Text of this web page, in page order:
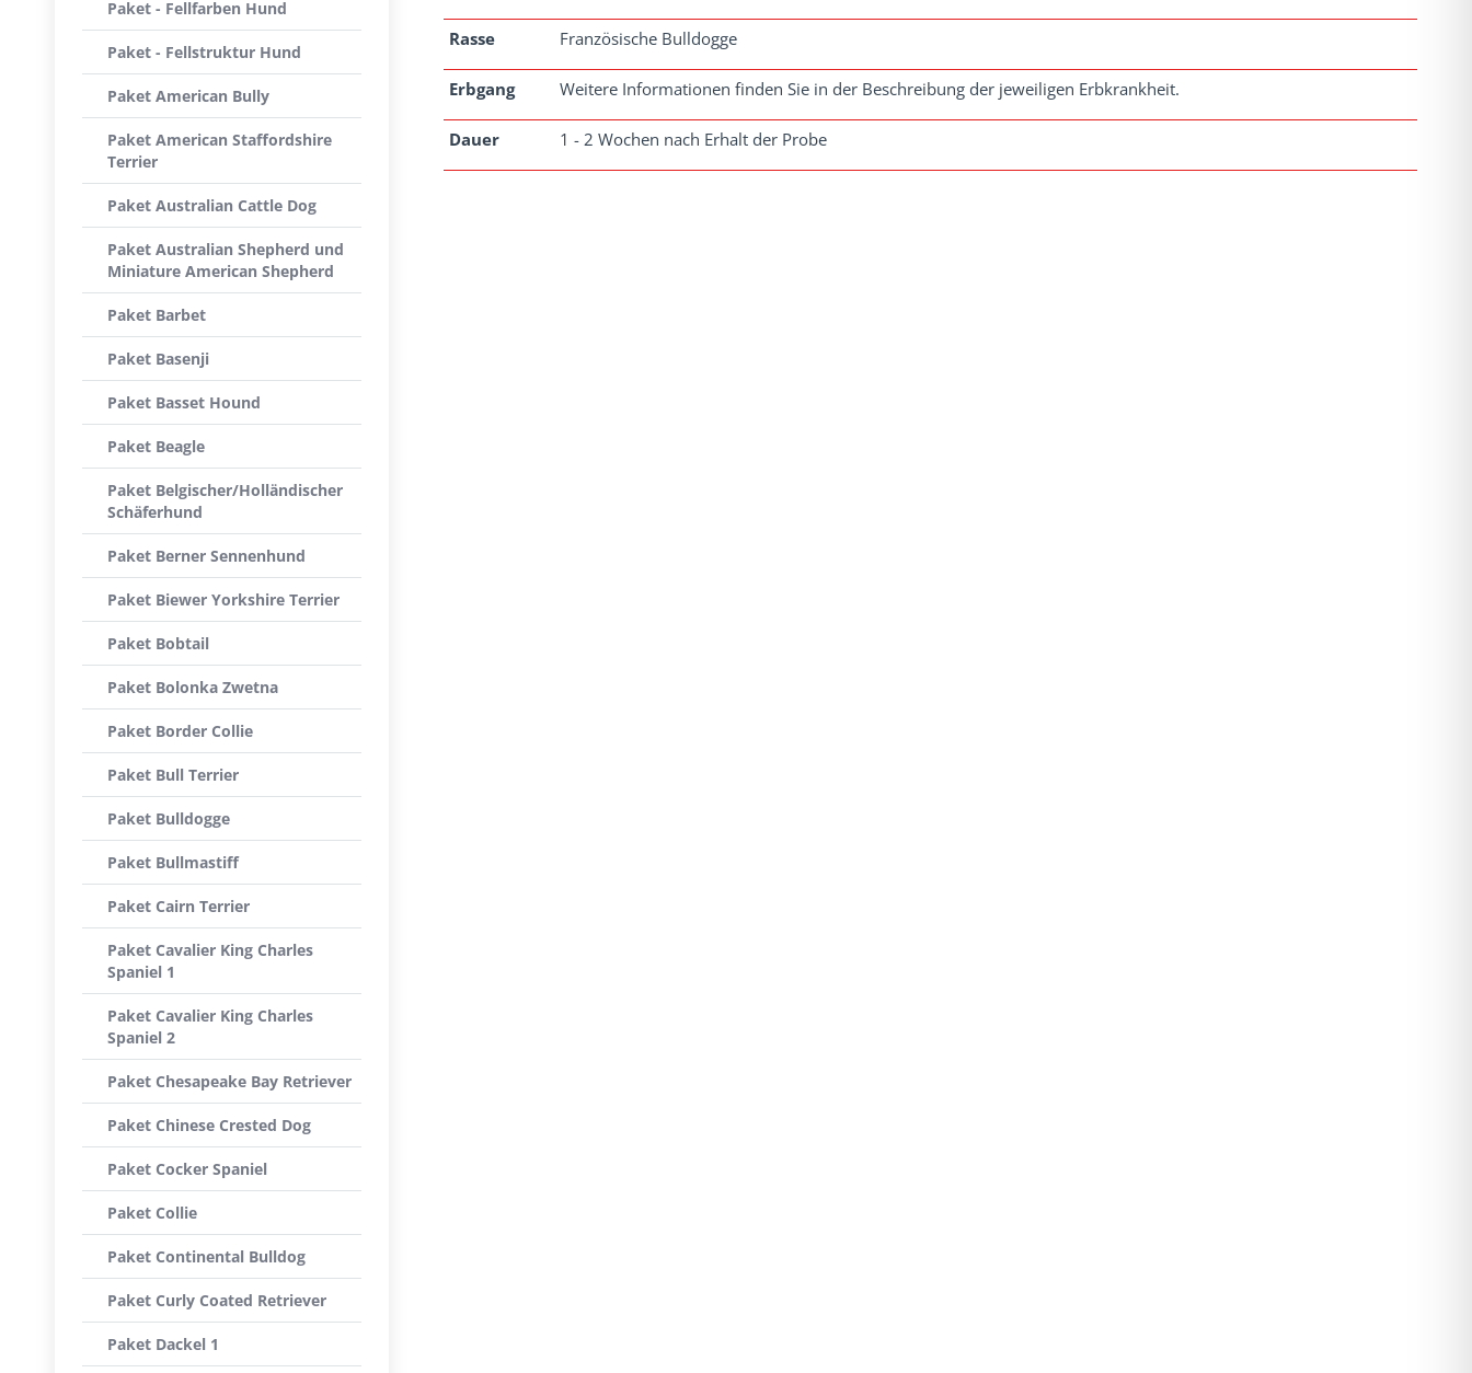
Rasse Französische Bulldogge
Erbgang Weitere Informationen finden Sie in der Beschreibung der jeweiligen Erbkrankheit.
Dauer 1 - 2 Wochen nach Erhalt der Probe
Paket - Fellfarben Hund
Paket - Fellstruktur Hund
Paket American Bully
Paket American Staffordshire
Terrier
Paket Australian Cattle Dog
Paket Australian Shepherd und
Miniature American Shepherd
Paket Barbet
Paket Basenji
Paket Basset Hound
Paket Beagle
Paket Belgischer/Holländischer
Schäferhund
Paket Berner Sennenhund
Paket Biewer Yorkshire Terrier
Paket Bobtail
Paket Bolonka Zwetna
Paket Border Collie
Paket Bull Terrier
Paket Bulldogge
Paket Bullmastiff
Paket Cairn Terrier
Paket Cavalier King Charles
Spaniel 1
Paket Cavalier King Charles
Spaniel 2
Paket Chesapeake Bay Retriever
Paket Chinese Crested Dog
Paket Cocker Spaniel
Paket Collie
Paket Continental Bulldog
Paket Curly Coated Retriever
Paket Dackel 1